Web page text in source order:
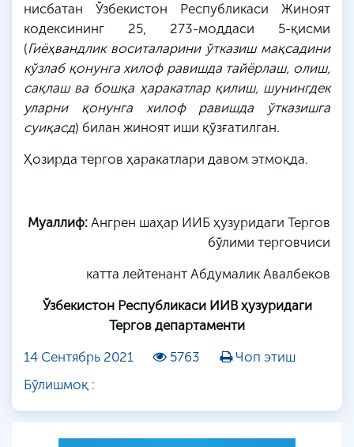
нисбатан Ўзбекистон Республикаси Жиноят
кодексининг 25, 273-моддаси 5-қисми
(Гиёҳвандлик воситаларини ўтказиш мақсадини
кўзлаб қонунга хилоф равишда тайёрлаш, олиш,
сақлаш ва бошқа ҳаракатлар қилиш, шунингдек
уларни қонунга хилоф равишда ўтказишга
суиқасд) билан жиноят иши қўзғатилган.
Ҳозирда тергов ҳаракатлари давом этмоқда.
Муаллиф: Ангрен шаҳар ИИБ ҳузуридаги Тергов
бўлими терговчиси
катта лейтенант Абдумалик Авалбеков
Ўзбекистон Республикаси ИИВ ҳузуридаги
Тергов департаменти
14 Сентябрь 2021
5763
Чоп этиш
Бўлишмоқ :